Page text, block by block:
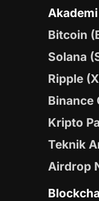
Akademi
Bitcoin
Solana
Ripple
Binance
Kripto
Teknik
Airdrop